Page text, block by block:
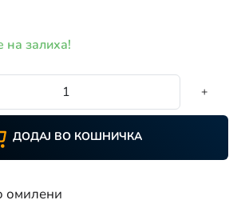
на залиха!
+
ДОДАЈ ВО КОШНИЧКА
омилени